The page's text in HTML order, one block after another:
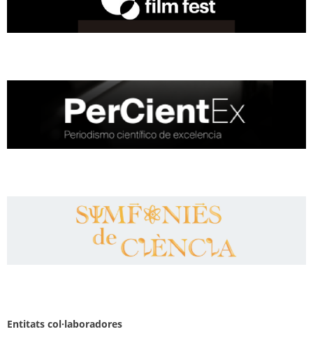
Entitats col·laboradores